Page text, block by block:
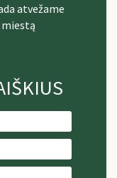
atvežame
miestą